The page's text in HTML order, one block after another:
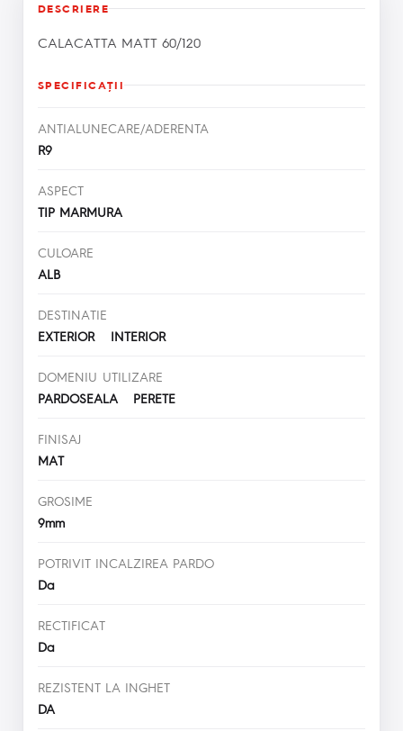
DESCRIERE
CALACATTA MATT 60/120
SPECIFICAŢII
ANTIALUNECARE/ADERENTA
R9
ASPECT
TIP MARMURA
CULOARE
ALB
DESTINATIE
EXTERIOR INTERIOR
DOMENIU UTILIZARE
PARDOSEALA PERETE
FINISAJ
MAT
GROSIME
9mm
POTRIVIT INCALZIREA PARDO
Da
RECTIFICAT
Da
REZISTENT LA INGHET
DA